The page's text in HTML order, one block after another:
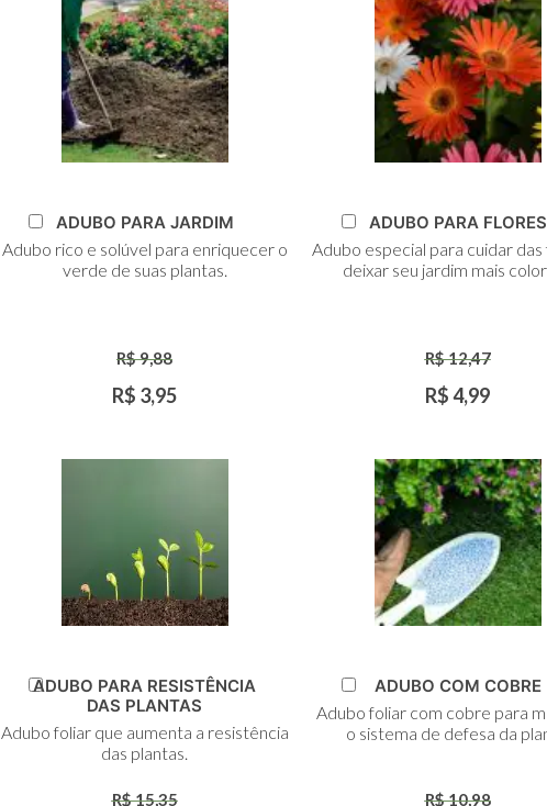
Adicionar
Carrinho
ADUBO PARA JARDIM
Adubo rico e solúvel para enriquecer o
verde de suas plantas.
R$ 9,88
R$ 3,95
Adicionar
Carrinho
ADUBO PARA FLORES
Adubo especial para cuidar
deixar seu jardim mais
R$ 12,47
R$ 4,99
Adicionar
ADUBO PARA RESISTÊNCIA
DAS PLANTAS
Adubo foliar que aumenta a resistência
das plantas.
R$ 15,35
Adicionar
Carrinho
ADUBO COM COBRE
Adubo foliar com cobre para
o sistema de defesa da
R$ 10,98